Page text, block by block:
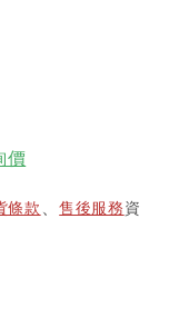
價
條款 、售後服務資